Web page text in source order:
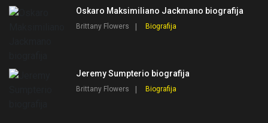
Oskaro Maksimiliano Jackmano biografija
Brittany Flowers Biografija
Jeremy Sumpterio biografija
Brittany Flowers Biografija